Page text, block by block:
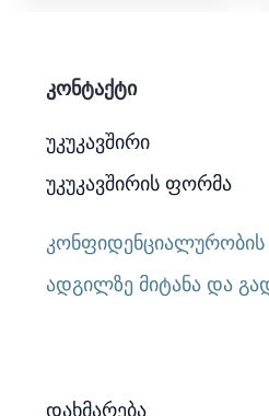
კონტაქტი
უკუკავშირი
უკუკავშირის ფორმა
ადგილზე მიტანა და
დახმარება